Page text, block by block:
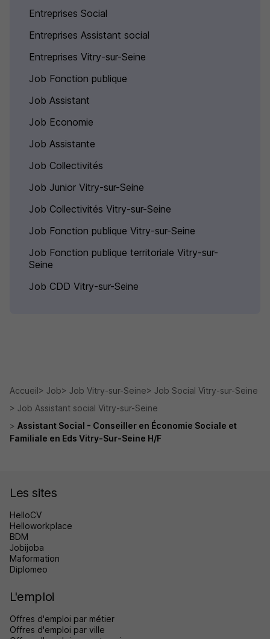
Entreprises Social
Entreprises Assistant social
Entreprises Vitry-sur-Seine
Job Fonction publique
Job Assistant
Job Economie
Job Assistante
Job Collectivités
Job Junior Vitry-sur-Seine
Job Collectivités Vitry-sur-Seine
Job Fonction publique Vitry-sur-Seine
Job Fonction publique territoriale Vitry-sur-
Seine
Job CDD Vitry-sur-Seine
Accueil Job Job Vitry-sur-Seine
Job Social Vitry-sur-Seine
Job Assistant social Vitry-sur-Seine
Assistant Social - Conseiller en Économie Sociale et
Familiale en Eds Vitry-Sur-Seine H/F
Les sites
HelloCV
Helloworkplace
BDM
Jobijoba
Maformation
Diplomeo
L'emploi
Offres d'emploi par métier
Offres d'emploi par ville